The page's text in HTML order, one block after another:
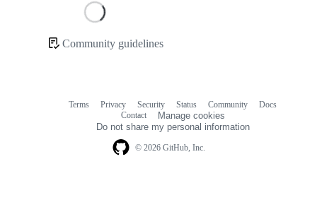
Community guidelines
© 2026 GitHub, Inc.
Terms Privacy Security Status Community
Docs
Contact
Manage cookies
Do not share my personal information